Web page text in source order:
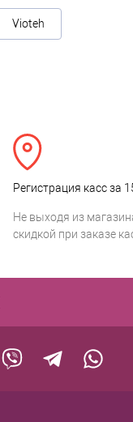
Vioteh
Регистрация касс за
Не выходя из
скидкой при заказе